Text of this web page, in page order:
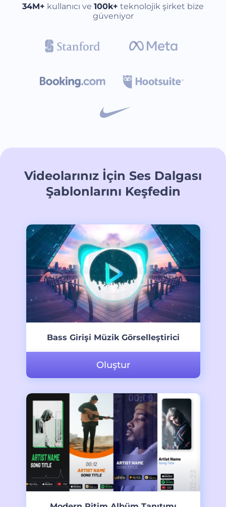
34M+ kullanıcı ve 100k+ teknolojik şirket bize
güveniyor
Videolarınız İçin Ses Dalgası
Şablonlarını Keşfedin
Bass Girişi Müzik Görselleştirici
Oluştur